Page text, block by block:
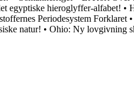
egyptiske hieroglyffer-alfabet! •
Periodesystem Forklaret •
natur! • Ohio: Ny lovgivning